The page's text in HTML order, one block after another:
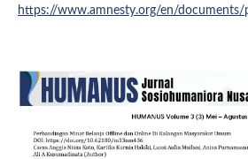
https://www.amnesty.org/en/